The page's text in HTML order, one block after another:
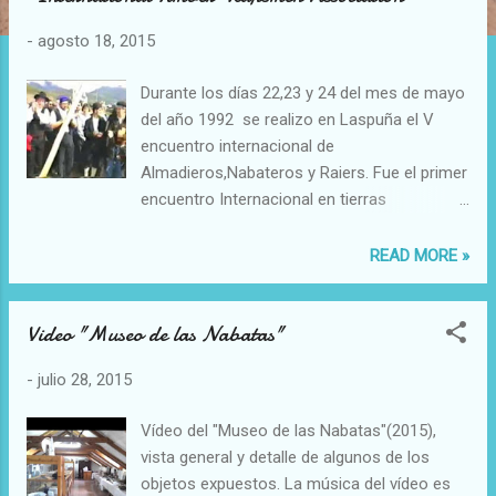
- agosto 18, 2015
Durante los días 22,23 y 24 del mes de mayo
del año 1992 se realizo en Laspuña el V
encuentro internacional de
Almadieros,Nabateros y Raiers. Fue el primer
encuentro Internacional en tierras
nuestra asociación que ya llevaba casi diez
este encuentro se firmaron los estatutos de
la constitución de la "International Timber-
hermanos de río. Tras 23 años de laboriosa
actividad, la asociación internacional ha ido
creciendo y ya somos una gran familia
READ MORE »
Video "Museo de las Nabatas"
- julio 28, 2015
Vídeo del "Museo de las Nabatas"(2015),
vista general y detalle de algunos de los
objetos expuestos. La música del vídeo es